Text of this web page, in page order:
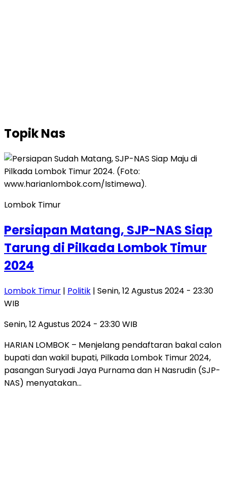
TopikNas
Lombok Timur
Persiapan Matang, SJP-NAS Siap
Tarung di Pilkada Lombok Timur
2024
Lombok Timur | Politik | Senin, 12 Agustus 2024 - 23:30
WIB
Senin, 12 Agustus 2024 - 23:30 WIB
HARIAN LOMBOK – Menjelang pendaftaran bakal calon
bupati dan wakil bupati, Pilkada Lombok Timur 2024,
pasangan Suryadi Jaya Purnama dan H Nasrudin (SJP-
NAS) menyatakan…